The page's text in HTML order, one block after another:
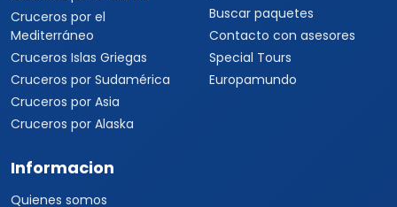
Cruceros por el
Mediterráneo
Cruceros Islas Griegas
Cruceros por Sudamérica
Cruceros por Asia
Cruceros por Alaska
Buscar paquetes
Contacto con asesores
Special Tours
Europamundo
Informacion
Quienes somos